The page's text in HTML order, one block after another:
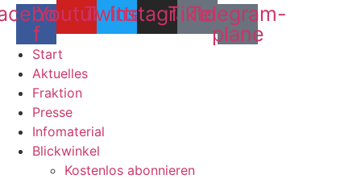
f
YoutubeTwitter
Instagram
Tiktok
Telegram-
plane
Start
Aktuelles
Fraktion
Presse
Infomaterial
Blickwinkel
Kostenlos abonnieren